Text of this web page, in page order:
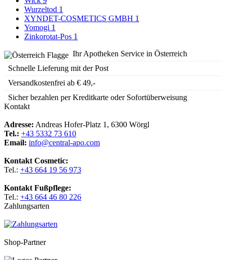
Wurzeltod 1
XYNDET-COSMETICS GMBH 1
Yomogi 1
Zinkorotat-Pos 1
Ihr Apotheken Service in Österreich
Schnelle Lieferung mit der Post
Versandkostenfrei ab € 49,-
Sicher bezahlen per Kreditkarte oder Sofortüberweisung
Kontakt
Adresse: Andreas Hofer-Platz 1, 6300 Wörgl
Tel.: +43 5332 73 610
Email: info@central-apo.com
Kontakt Cosmetic:
Tel.: +43 664 19 56 973
Kontakt Fußpflege:
Tel.: +43 664 46 80 226
Zahlungsarten
Shop-Partner